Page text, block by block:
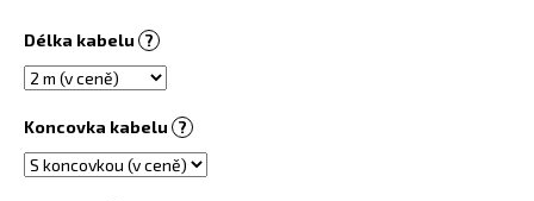
Délka kabelu ?
Koncovka kabelu ?
e
PŘÍRODNÍ
INFRAPANEL
500
W
PŘISAZENÝ